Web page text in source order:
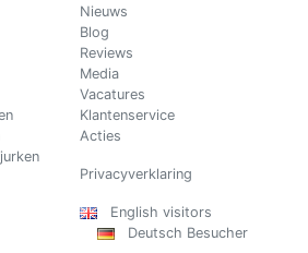
Nieuws
Blog
Reviews
Media
Vacatures
Klantenservice
Acties
Privacyverklaring
English visitors
Deutsch Besucher